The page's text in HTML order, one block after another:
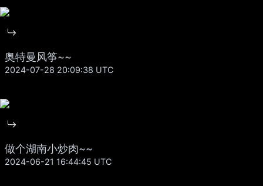
奥特曼风筝~~
2024-07-28 20:09:38 UTC
做个湖南小炒肉~~
2024-06-21 16:44:45 UTC